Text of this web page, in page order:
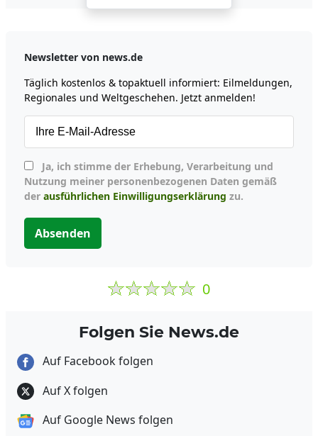
Newsletter von news.de
Täglich kostenlos & topaktuell informiert: Eilmeldungen,
Regionales und Weltgeschehen. Jetzt anmelden!
Nutzung meiner personenbezogenen Daten gemäß
der ausführlichen Einwilligungserklärung zu.
Absenden
0
Folgen Sie News.de
Auf Facebook folgen
Auf X folgen
Auf Google News folgen